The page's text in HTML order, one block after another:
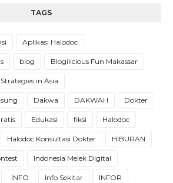
TAGS
Aplikasi Halodoc
blog Blogilicious Fun Makassar
in Asia
Dakwa DAKWAH Dokter
Edukasi fiksi Halodoc
Halodoc Konsultasi Dokter HIBURAN
Indonesia Melek Digital
INFO Info Sekitar INFOR